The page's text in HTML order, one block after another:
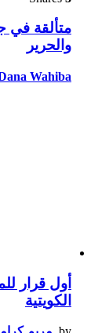
متألقة في
والحرير
Wahiba
أول قرار
الكويتية